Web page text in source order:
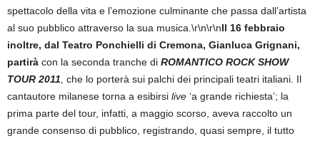
spettacolo della vita e l’emozione culminante che passa dall’artista
al suo pubblico attraverso la sua musica.\r\n\r\nIl 16 febbraio
inoltre, dal Teatro Ponchielli di Cremona, Gianluca Grignani,
partirà con la seconda tranche di ROMANTICO ROCK SHOW
TOUR 2011 che lo porterà sui palchi dei principali teatri italiani. Il
cantautore milanese torna a esibirsi live ‘a grande richiesta’; la
prima parte del tour, infatti, a maggio scorso, aveva raccolto un
grande consenso di pubblico, registrando, quasi sempre, il tutto